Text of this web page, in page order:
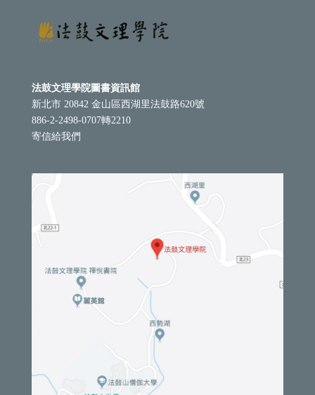
法鼓文理學院圖書資訊館
新北市 20842 金山區西湖里法鼓路620號
886-2-2498-0707轉2210
寄信給我們